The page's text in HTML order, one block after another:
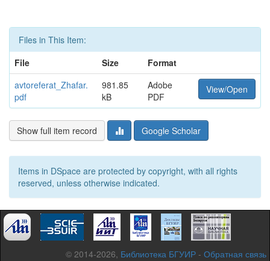
Files in This Item:
File
Size
Format
avtoreferat_Zhafar.
pdf
981.85
kB
Adobe
PDF
View/Open
Show full item record Google Scholar
Items in DSpace are protected by copyright, with all rights
reserved, unless otherwise indicated.
© 2014-2026, Библиотека БГУИР - Обратная связь